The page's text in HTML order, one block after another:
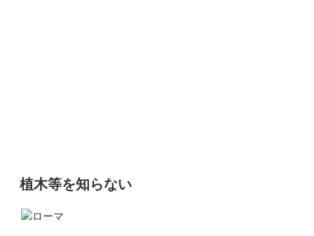
植木等を知らない
ローマ